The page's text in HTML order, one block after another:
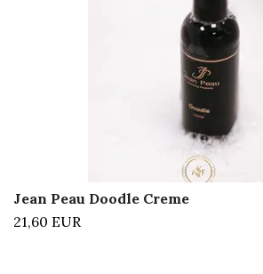
Jean Peau Doodle Creme
21,60 EUR